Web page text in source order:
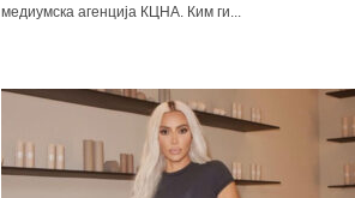
медиумска агенција КЦНА. Ким ги...